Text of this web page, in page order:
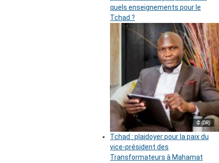
quels enseignements pour le
Tchad ?
© (DR)
Tchad : plaidoyer pour la paix du
vice-président des
Transformateurs à Mahamat